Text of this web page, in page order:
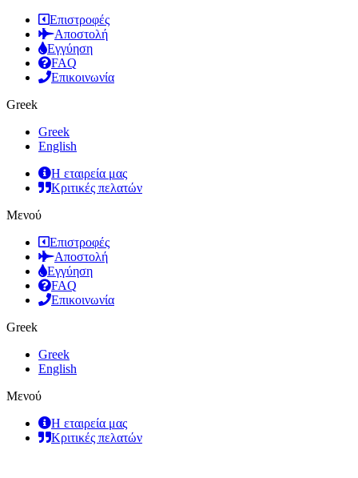
Επιστροφές
Αποστολή
Εγγύηση
FAQ
Επικοινωνία
Greek
Greek
English
Η εταιρεία μας
Κριτικές πελατών
Μενού
Επιστροφές
Αποστολή
Εγγύηση
FAQ
Επικοινωνία
Greek
Greek
English
Μενού
Η εταιρεία μας
Κριτικές πελατών